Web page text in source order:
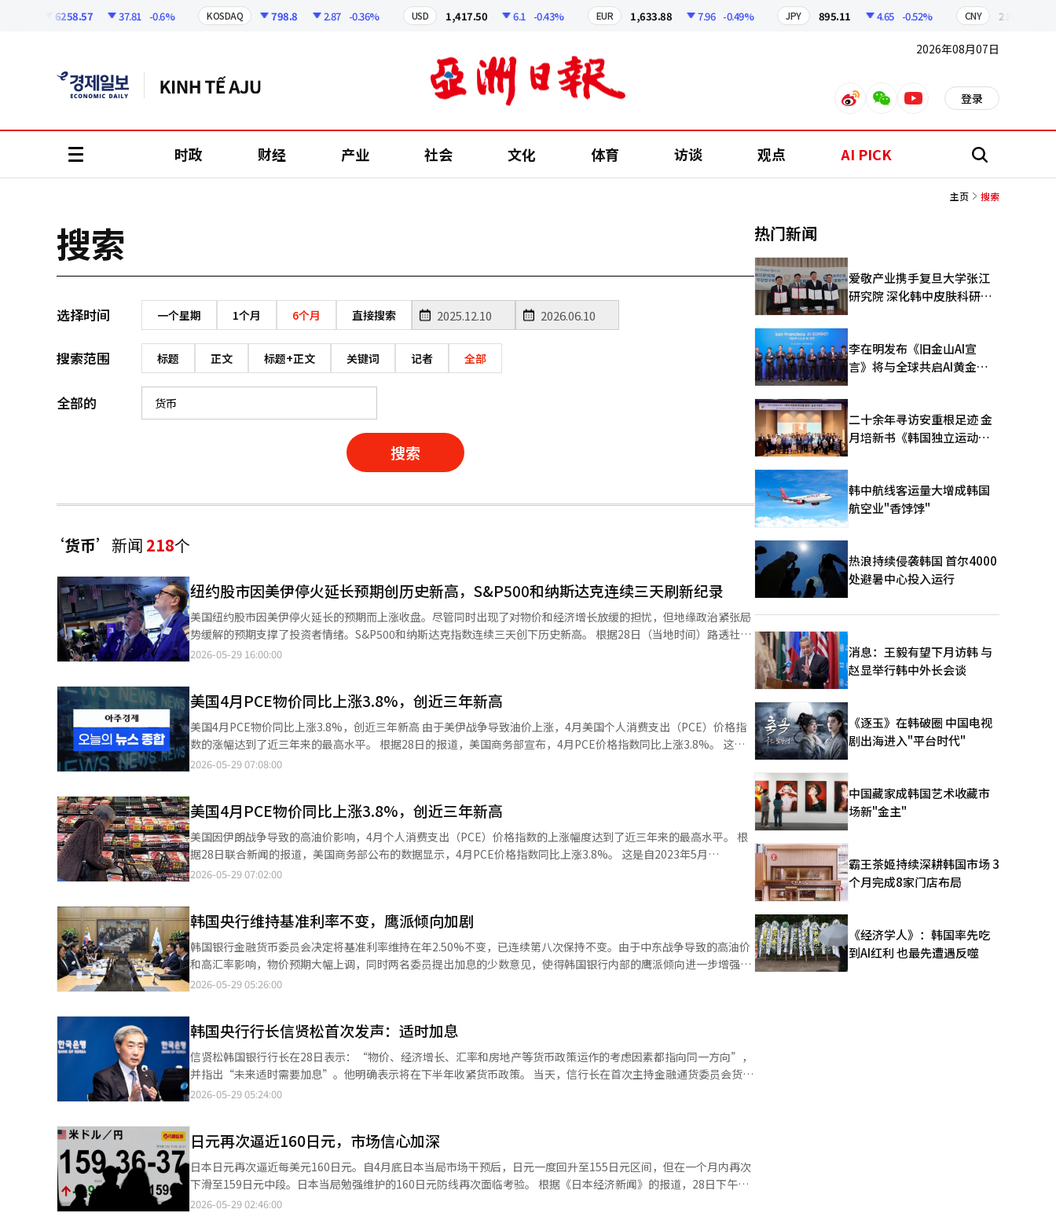
6258.57 37.81 -0.6% KOSDAQ 798.8 2.87 -0.36% USD 1,417.50 6.1 -0.43% EUR 1,633.88 7.96 -0.49% JPY 895.11 4.65 -0.52% CNY 210.12
2026年08月07日
weiboweixinyoutube 登录
时政 财经 产业 社会 文化 体育 访谈 观点 AI PICK 搜
主页 搜索
搜索
选择时间 一个星期 1个月 6个月 直接搜索
搜索范围 标题 正文 标题+正文 关键词 记者 全部
全部的
搜索
‘货币’ 新闻 218个
纽约股市因美伊停火延长预期创历史新高，S&P500和纳斯达克连续三天刷新纪录
美国纽约股市因美伊停火延长的预期而上涨收盘。尽管同时出现了对物价和经济增长放缓的担忧，但地缘政治紧张局
势缓解的预期支撑了投资者情绪。S&P500和纳斯达克指数连续三天创下历史新高。 根据28日（当地时间）路透社的
报道，纽约证券交易所的道琼斯工业平均指数上涨24.69点（0.05%），收于50668.97点。S&P500指数上涨43.27点
伊朗塔斯通讯社则报道，潜在的谅解备忘录文本尚未最终确定或确认。 市场对中东风险缓解的可能性反应更为积极。
近期伊朗战争和霍尔木兹海峡通航受阻，刺激了油价和物价的双重上涨。随着停火延长预期的增强，能源引发的通货
膨胀担忧有所缓解，风险资产的偏好也恢复了。 然而，经济指标仍然是一个负担。美国4月份个人消费支出（PCE）
物价指数以三年来最快的速度上涨。第一季度国内生产总值（GDP）增长率也被下调至年化1.6%。经济增长放缓，
物价持续高企，使得美联储的货币政策压力加大。 在个股方面，科技股和医疗保健股推动了指数的上涨。微软因新编
司股价暴涨36%。该公司上调了年度产品销售预期，并与亚马逊网络服务（AWS）签署了为期五年的60亿美元（约
合8.2万亿韩元）的人工智能基础设施合同。美元树因上调年度盈利预期上涨近18%，而百思买因第二季度销售预期
超出市场预期上涨15.8%。 国际油价涨跌互现。美国西德克萨斯中质原油（WTI）上涨0.25%，收于每桶88.90美
元。相反，布伦特原油下跌0.62%，收于每桶93.71美元。美国国债10年期收益率下降至4.453%，美元指数也下跌
0.27%，报99.02。※ 本报道经人工智能（AI）系统翻译与编辑。
2026-05-29 16:00:00
美国4月PCE物价同比上涨3.8%，创近三年新高
美国4月PCE物价同比上涨3.8%，创近三年新高 由于美伊战争导致油价上涨，4月美国个人消费支出（PCE）价格指
数的涨幅达到了近三年来的最高水平。 根据28日的报道，美国商务部宣布，4月PCE价格指数同比上涨3.8%。 这是
自2023年5月（4.0%）以来的最大涨幅，环比上涨0.4%。 剔除能源和食品的核心PCE价格指数同比上涨3.3%，创下
商品和服务价格，是联邦储备系统（美联储）判断是否实现“2%通货膨胀率”货币政策目标的依据。 首尔市紧急恢
复西小门高架桥拆除工程 首尔市于28日宣布，将于29日0时开始对西小门高架桥的剩余结构进行紧急拆除。这是因为
劳动部批准了首尔市对西小门高架桥上部梁的拆除工作计划。 市政府预计，拆除工作包括安全保护和拆除作业（15
小时）以及收尾（14小时），总共需要29小时。 如果拆除工作顺利进行，预计到30日早上5时，所有工作将完成，包
括拆除和试运行，目标是恢复西小门路的通行和京义线首班车的运行。实际结构拆除预计需要约7小时。 在29日0时
停止通行的西小门路和京义中央线的运营。 市政府计划采用“压碎工法”对西小门高架桥的剩余结构进行全面拆除，
以确保市民安全和快速拆除。 国民养老金今年国内股票目标比例从14.9%提升至20.8% 国民养老金决定将今年国内股
票的目标比例从14.9%提高至20.8%。由于近期KOSPI大幅上涨，实际国内股票持有比例远超目标值，因此调整了资
产配置计划。 根据报道，国民养老金基金运营委员会于28日召开第五次会议，审议并通过了调整今年各资产类别目
标比例的议案及“2027-2031年中期资产配置方案”。 中期资产配置方案是确定未来五年股票、债券、替代投资等资
月通过的2026年基金运营计划设定为14.4%。随后，随着国内股市的上涨，基金委员会于今年1月将目标比例提高至
14.9%，上限为19.9%。 然而，随着KOSPI的持续上涨，截至今年2月底，国内股票的实际比例已上升至24.5%。因
此，基金委员会综合考虑市场情况、基金收益性与稳定性及金融市场影响，决定将国内股票的目标比例上调至
20.8%。 基金委员会表示，此次调整是为了考虑国内股票市场的结构性变化可能性和比例扩大情况，提高长期收益性
和稳定性，并减轻再平衡（资产重新调整）带来的市场冲击。 调整后的目标比例将从下个月底再平衡的宽限期结束后
经济合作组织（APEC）首席执行官峰会以来的约7个月后再次访韩。 据业内人士透露，黄仁勋将在下周结束在台北
举行的英伟达年度AI大会“GTC台北2026”和信息技术（IT）展会“Computex 2026”的主要日程后访问韩国。
GTC台北将于下月1日至4日举行。黄仁勋将在首日发表主题演讲，介绍英伟达的下一代AI半导体和AI基础设施战略。
业内人士预计，黄仁勋此次访韩将与三星电子、SK海力士等国内半导体企业讨论高带宽内存（HBM）、下一代AI加
速器和代工合作。 此外，此次访韩还将讨论与LG、NAVER等主要IT企业在云计算、物理AI等产业领域的AI合作方
2026-05-29 07:08:00
美国4月PCE物价同比上涨3.8%，创近三年新高
美国因伊朗战争导致的高油价影响，4月个人消费支出（PCE）价格指数的上涨幅度达到了近三年来的最高水平。 根
据28日联合新闻的报道，美国商务部公布的数据显示，4月PCE价格指数同比上涨3.8%。 这是自2023年5月
（4.0%）以来的最大涨幅，环比上涨0.4%。 剔除能源和食品后的核心PCE价格指数同比上涨3.3%，创下自2023年
家庭消费的商品和服务价格，是联邦储备系统（美联储）判断是否实现“2%通货膨胀率”货币政策目标的重要依
据。
2026-05-29 07:02:00
韩国央行维持基准利率不变，鹰派倾向加剧
韩国银行金融货币委员会决定将基准利率维持在年2.50%不变，已连续第八次保持不变。由于中东战争导致的高油价
和高汇率影响，物价预期大幅上调，同时两名委员提出加息的少数意见，使得韩国银行内部的鹰派倾向进一步增强。
28日，韩国银行金融货币委员会决定将基准利率维持在年2.50%。尽管物价上涨压力加大，经济增长势头好于预期，
将根据物价上涨压力的扩大程度、经济改善趋势和金融稳定状况等进行评估，决定基准利率的调整时机。” 委员们对
六个月后的条件性利率预期也显示出鹰派倾向。年3.00%的预期最多，有10名委员支持，2.75%的预期有7名委员支
持。3.25%和2.50%的预期各有2名委员支持。这意味着至少有3名委员预计在今年11月之前将进行两次加息。 韩国
银行在当天的经济展望修正中，将今年消费者物价上涨率的预期从2.2%上调至2.7%，上调幅度为0.5个百分点。核心
物价上涨率预计为今年2.4%，明年2.3%。在中东战争导致国际油价上涨的背景下，持续的高汇率带来的进口物价压
月，由于去年通信费用折扣带来的基数效应（+0.5~0.6个百分点），消费者物价和核心物价都有可能创下年内最高水
平。 中东局势的发展对物价走势的影响仍然存在较大不确定性。如果中东局势能够尽早缓和，今年和明年的物价上涨
率预计将分别低于基本预期0.2个百分点和0.3个百分点。相反，如果谈判僵局长期化，预计将分别提高0.3个百分点和
0.5个百分点。 韩国银行调查局局长李志浩在当天的经济展望说明会上表示：“消费者物价上涨率的基本前提是汇率
和油价，而高汇率的持续对物价产生了影响。”他指出：“目前对物价影响最大的是中东局势带来的油价影响。” 明
2026-05-29 05:26:00
韩国央行行长信贤松首次发声：适时加息
信贤松韩国银行行长在28日表示：“物价、经济增长、汇率和房地产等货币政策运作的考虑因素都指向同一方向”，
并指出“未来适时需要加息”。他明确表示将在下半年收紧货币政策。 当天，信行长在首次主持金融通货委员会货币
政策方向会议后召开记者见面会时表示：“预计物价上涨率将在相当长一段时间内高于目标水平，而经济增长将持续
期的21个点中，有19个高于当前利率（2.50%）。信行长提到：“加息的时机、速度和幅度是三个重要因素，点阵图
或许能给出答案。” 市场普遍认为加息时机将定在7月。根据信行长当天的表态，8月连续两个月加息的可能性也被
认为是可行的。韩华投资证券研究员金成洙表示：“目前韩国银行正处于专注于物价稳定的环境中，此次基准利率维
持不变是为了在加息前提供指导，因此7月加息可以视为确定。” 教保证券研究员白允敏也表示：“虽然预计下半年
物价将达到峰值，但即使中东战争结束，国际油价仍将维持在较高水平，可能会对物价产生影响。”他认为“全年加
2026-05-29 05:24:00
日元再次逼近160日元，市场信心加深
日本日元再次逼近每美元160日元。自4月底日本当局市场干预后，日元一度回升至155日元区间，但在一个月内再次
下滑至159日元中段。日本当局勉强维护的160日元防线再次面临考验。 根据《日本经济新闻》的报道，28日下午东
京外汇市场上，日元兑美元的汇率为159.57至58日元，较前一天下午5时上涨0.22日元（即日元贬值）。当天上午一
2026-05-29 02:46:00
热门新闻
爱敬产业携手复旦大学张江
研究院 深化韩中皮肤科研合
李在明发布《旧金山AI宣
言》将与全球共启AI黄金时
二十余年寻访安重根足迹 金
月培新书《韩国独立运动圣
韩中航线客运量大增成韩国
航空业"香饽饽"
热浪持续侵袭韩国 首尔4000
处避暑中心投入运行
消息：王毅有望下月访韩 与
赵显举行韩中外长会谈
《逐玉》在韩破圈 中国电视
剧出海进入"平台时代"
中国藏家成韩国艺术收藏市
场新"金主"
霸王茶姬持续深耕韩国市场 3
个月完成8家门店布局
《经济学人》：韩国率先吃
到AI红利 也最先遭遇反噬